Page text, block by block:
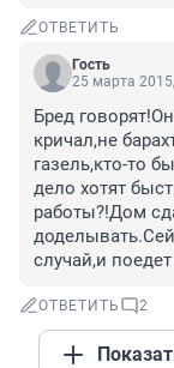
ОТВЕТИТЬ
Гость
25 марта
Бред
кричал,не
газель,кто-то
дело хотят
работы?!Дом
случай,и
ОТВЕТИТЬ 2